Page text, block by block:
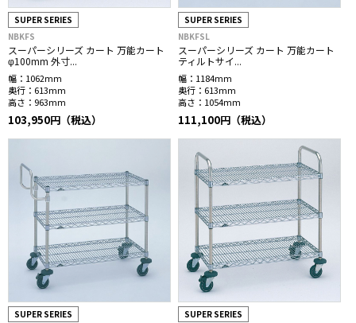
SUPER SERIES
NBKFS
スーパーシリーズ カート 万能カート
φ100mm 外寸...
幅： 1062mm
奥行： 613mm
高さ： 963mm
103,950円（税込）
SUPER SERIES
NBKFSL
スーパーシリーズ カート 万能カート
ティルトサイ...
幅： 1184mm
奥行： 613mm
高さ： 1054mm
111,100円（税込）
SUPER SERIES
SUPER SERIES